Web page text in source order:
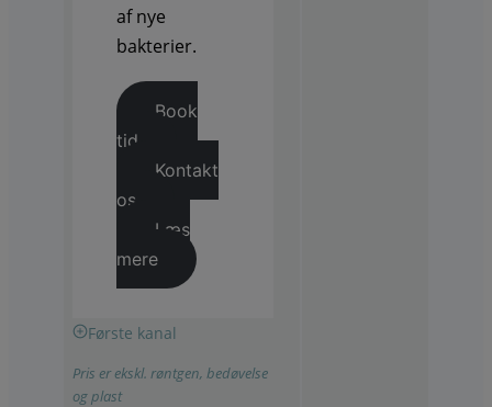
af nye
bakterier.
Book
tid
Kontakt
os
Læs
mere
Første kanal
Pris er ekskl. røntgen, bedøvelse
og plast